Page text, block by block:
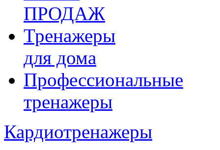
ПРОДАЖ
Тренажеры
для дома
Профессиональные
тренажеры
Кардиотренажеры